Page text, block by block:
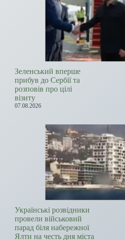
Зеленський вперше
прибув до Сербії та
розповів про цілі
візиту
07.08.2026
Українські розвідники
провели військовий
парад біля набережної
Ялти на честь дня міста